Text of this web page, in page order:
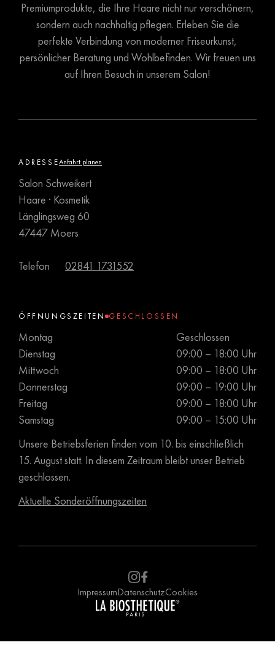
Premiumprodukte, die Ihre Haare nicht nur verschönern,
sondern auch nachhaltig pflegen. Erleben Sie die
perfekte Verbindung von moderner Friseurkunst,
persönlicher Beratung und Wohlbefinden. Wir freuen uns
auf Ihren Besuch in unserem Salon!
ADRESSEAnfahrt planen
Salon Schweikert
Haare · Kosmetik
Länglingsweg 60
47447 Moers
Telefon 02841 1731552
ÖFFNUNGSZEITEN GESCHLOSSEN
Montag
Geschlossen
Dienstag
09:00 – 18:00 Uhr
Mittwoch
09:00 – 18:00 Uhr
Donnerstag
09:00 – 19:00 Uhr
Freitag
09:00 – 18:00 Uhr
Samstag
09:00 – 15:00 Uhr
Unsere Betriebsferien finden vom 10. bis einschließlich
15. August statt. In diesem Zeitraum bleibt unser Betrieb
geschlossen.
Aktuelle Sonderöffnungszeiten
ImpressumDatenschutzCookies